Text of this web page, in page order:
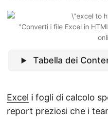
"Converti i file Excel in
Tabella dei
Excel i fogli di calcolo
report preziosi che i